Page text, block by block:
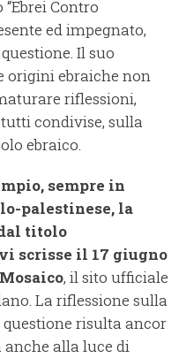
Contro
ed impegnato,
Il suo
origini ebraiche non
riflessioni,
condivise, sulla
ebraico.
sempre in
palestinese, la
titolo
scrisse il 17 giugno
, il sito ufficiale
La riflessione sulla
risulta ancor
alla luce di